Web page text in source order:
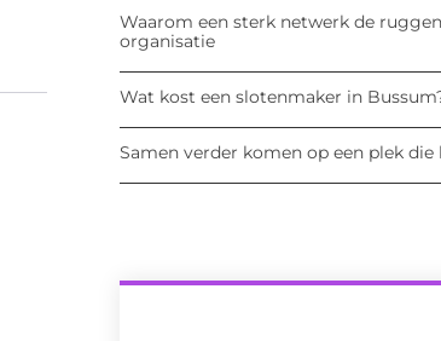
Waarom een sterk netwerk de
organisatie
Wat kost een slotenmaker in
Samen verder komen op een plek die